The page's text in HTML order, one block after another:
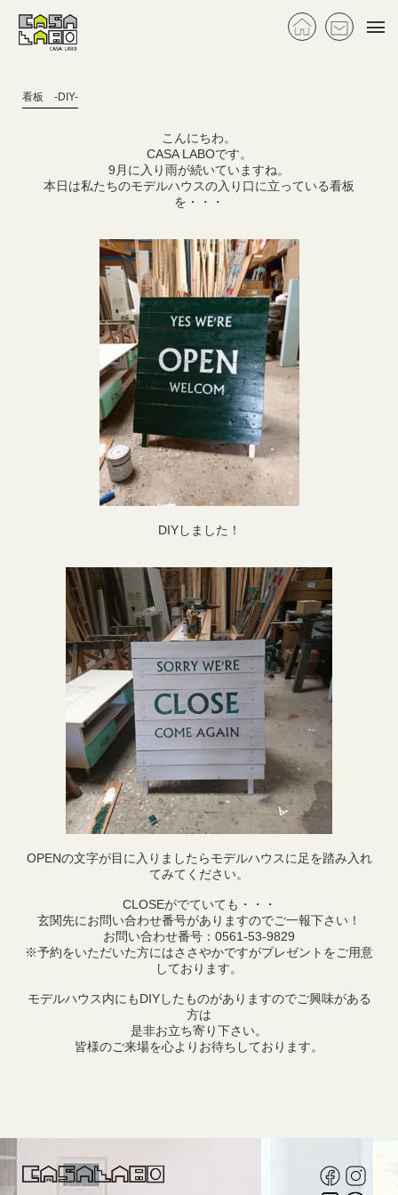
看板 -DIY-
こんにちわ。
CASA LABOです。
9月に入り雨が続いていますね。
本日は私たちのモデルハウスの入り口に立っている看板
を・・・
DIYしました！
OPENの文字が目に入りましたらモデルハウスに足を踏み入れ
てみてください。
CLOSEがでていても・・・
玄関先にお問い合わせ番号がありますのでご一報下さい！
お問い合わせ番号：0561-53-9829
※予約をいただいた方にはささやかですがプレゼントをご用意
しております。
モデルハウス内にもDIYしたものがありますのでご興味がある
方は
是非お立ち寄り下さい。
皆様のご来場を心よりお待ちしております。